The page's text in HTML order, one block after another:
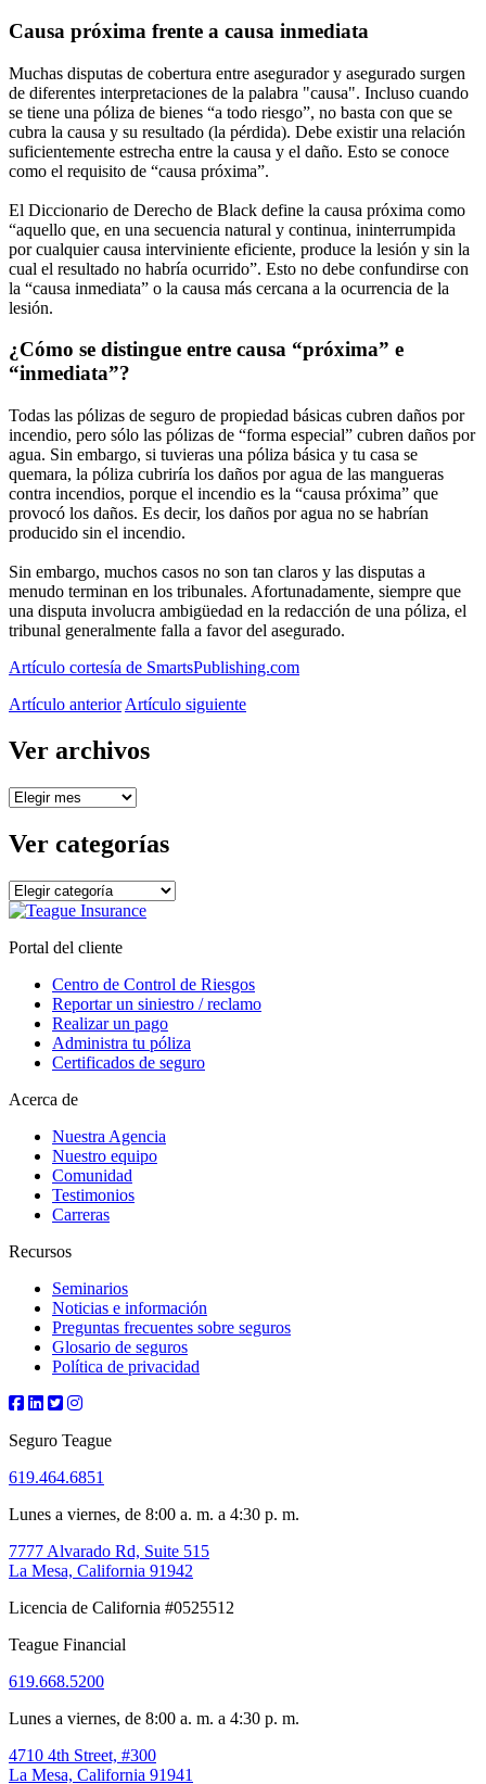
Causa próxima frente a causa inmediata
Muchas disputas de cobertura entre asegurador y asegurado surgen
de diferentes interpretaciones de la palabra "causa". Incluso cuando
se tiene una póliza de bienes “a todo riesgo”, no basta con que se
cubra la causa y su resultado (la pérdida). Debe existir una relación
suficientemente estrecha entre la causa y el daño. Esto se conoce
como el requisito de “causa próxima”.
El Diccionario de Derecho de Black define la causa próxima como
“aquello que, en una secuencia natural y continua, ininterrumpida
por cualquier causa interviniente eficiente, produce la lesión y sin la
cual el resultado no habría ocurrido”. Esto no debe confundirse con
la “causa inmediata” o la causa más cercana a la ocurrencia de la
lesión.
¿Cómo se distingue entre causa “próxima” e
“inmediata”?
Todas las pólizas de seguro de propiedad básicas cubren daños por
incendio, pero sólo las pólizas de “forma especial” cubren daños por
agua. Sin embargo, si tuvieras una póliza básica y tu casa se
quemara, la póliza cubriría los daños por agua de las mangueras
contra incendios, porque el incendio es la “causa próxima” que
provocó los daños. Es decir, los daños por agua no se habrían
producido sin el incendio.
Sin embargo, muchos casos no son tan claros y las disputas a
menudo terminan en los tribunales. Afortunadamente, siempre que
una disputa involucra ambigüedad en la redacción de una póliza, el
tribunal generalmente falla a favor del asegurado.
Artículo cortesía de SmartsPublishing.com
Artículo anterior Artículo siguiente
Ver archivos
Ver
Ver categorías
Ver
categorías
Portal del cliente
Centro de Control de Riesgos
Reportar un siniestro / reclamo
Realizar un pago
Administra tu póliza
Certificados de seguro
Acerca de
Nuestra Agencia
Nuestro equipo
Comunidad
Testimonios
Carreras
Recursos
Seminarios
Noticias e información
Preguntas frecuentes sobre seguros
Glosario de seguros
Política de privacidad
Seguro Teague
619.464.6851
Lunes a viernes, de 8:00 a. m. a 4:30 p. m.
7777 Alvarado Rd, Suite 515
La Mesa, California 91942
Licencia de California #0525512
Teague Financial
619.668.5200
Lunes a viernes, de 8:00 a. m. a 4:30 p. m.
4710 4th Street, #300
La Mesa, California 91941